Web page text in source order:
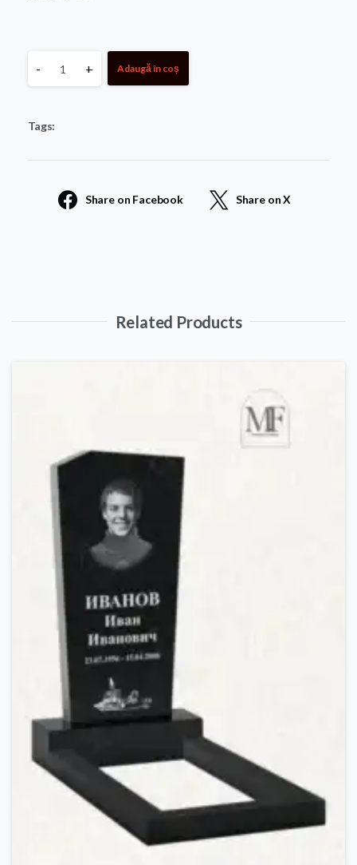
Monument
54
- + Adaugă în coș
Tags:
Share on Facebook Share on X
Related Products